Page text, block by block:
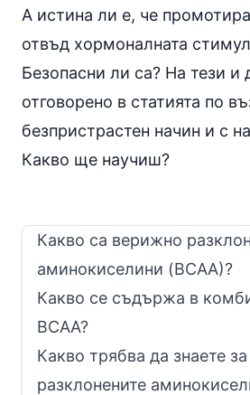
А истина ли е, че
отвъд хормоналната
Безопасни ли са? На тези и
отговорено в статията по
безпристрастен начин и с
Какво ще научиш?
Какво са верижно
аминокиселини (BCAA)?
Какво се съдържа в
BCAA?
Какво трябва да знаете
разклонените